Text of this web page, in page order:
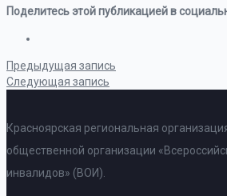
Поделитесь этой публикацией в
Предыдущая запись
Следующая запись
Красноярская региональная
общественной организации
инвалидов» (ВОИ).